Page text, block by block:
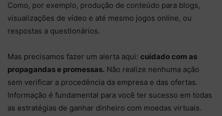
Como, por exemplo, produção de conteúdo para blogs,
visualizações de vídeo e até mesmo jogos online, ou
respostas a questionários.
Mas precisamos fazer um alerta aqui: cuidado com as
propagandas e promessas. Não realize nenhuma ação
sem verificar a procedência da empresa e das ofertas.
Informação é fundamental para você ter sucesso em todas
as estratégias de ganhar dinheiro com moedas virtuais.